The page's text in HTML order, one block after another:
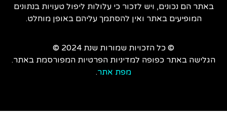
באתר הם נכונים, ויש לזכור כי עלולות ליפול טעויות בנתונים
המופיעים באתר ואין להסתמך עליהם באופן מוחלט.
© כל הזכויות שמורות שנת 2024 ©
הגלישה באתר כפופה למדיניות הפרטיות המפורסמת באתר.
מפת אתר.